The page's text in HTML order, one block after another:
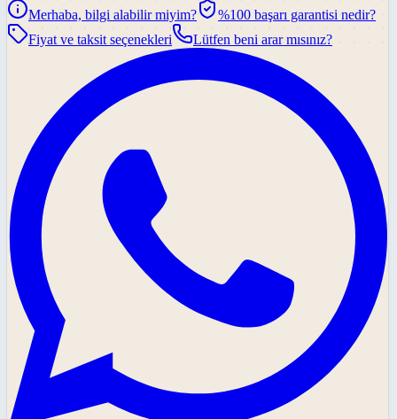
Merhaba, bilgi alabilir miyim?
%100 başarı garantisi nedir?
Fiyat ve taksit seçenekleri
Lütfen beni arar mısınız?